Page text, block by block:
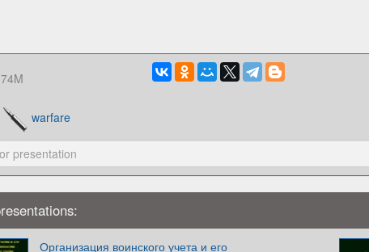
warfare
Организация воинского учета и его